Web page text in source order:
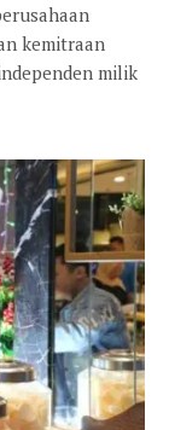
kemitraan
milik